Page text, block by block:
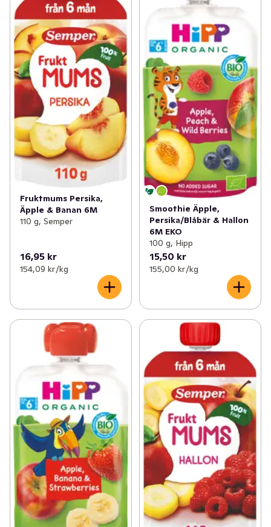
Fruktmums Persika,
Äpple & Banan 6M
110 g, Semper
16,95 kr
154,09 kr /kg
Smoothie Äpple,
Persika/Blåbär & Hallon
6M EKO
100 g, Hipp
15,50 kr
155,00 kr /kg